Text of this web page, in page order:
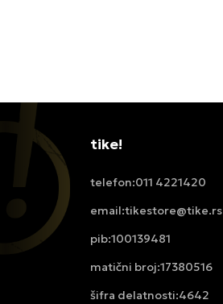
tike!
telefon:011 4221420
email:tikestore@tike.rs
pib:100139481
matični broj:17380516
šifra delatnosti:4642